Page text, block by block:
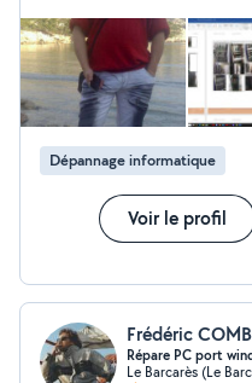
sans formule de politesse «
avec les plaisanterie » Je ne recommande pas le contact, ce
site est pour la bienveillance,
porte pas ces valeurs !
Dépannage informatique
Voir le profil
Frédéric
Répare PC port
Le Barcarès (Le